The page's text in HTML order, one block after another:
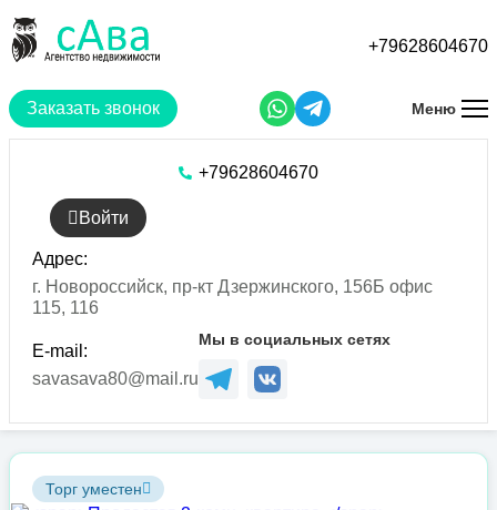
основному
Заказать звонок
+79628604670
Меню
+79628604670
Войти
Адрес:
г. Новороссийск, пр-кт Дзержинского, 156Б офис
115, 116
E-mail:
savasava80@mail.ru
Мы в социальных сетях
Торг уместен